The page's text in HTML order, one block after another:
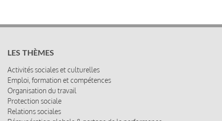
LES THÈMES
Activités sociales et culturelles
Emploi, formation et compétences
Organisation du travail
Protection sociale
Relations sociales